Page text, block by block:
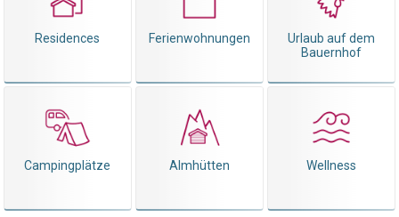
Residences Ferienwohnungen
Urlaub auf dem
Bauernhof
Campingplätze Almhütten Wellness